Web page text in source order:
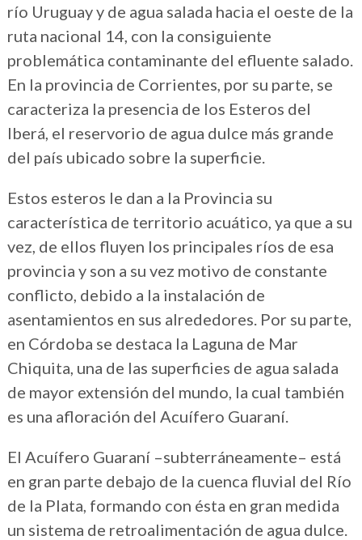
río Uruguay y de agua salada hacia el oeste de la
ruta nacional 14, con la consiguiente
problemática contaminante del efluente salado.
En la provincia de Corrientes, por su parte, se
caracteriza la presencia de los Esteros del
Iberá, el reservorio de agua dulce más grande
del país ubicado sobre la superficie.
Estos esteros le dan a la Provincia su
característica de territorio acuático, ya que a su
vez, de ellos fluyen los principales ríos de esa
provincia y son a su vez motivo de constante
conflicto, debido a la instalación de
asentamientos en sus alrededores. Por su parte,
en Córdoba se destaca la Laguna de Mar
Chiquita, una de las superficies de agua salada
de mayor extensión del mundo, la cual también
es una afloración del Acuífero Guaraní.
El Acuífero Guaraní –subterráneamente– está
en gran parte debajo de la cuenca fluvial del Río
de la Plata, formando con ésta en gran medida
un sistema de retroalimentación de agua dulce.